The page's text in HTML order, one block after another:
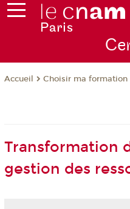
Accueil Choisir ma formation
Transformation
gestion des